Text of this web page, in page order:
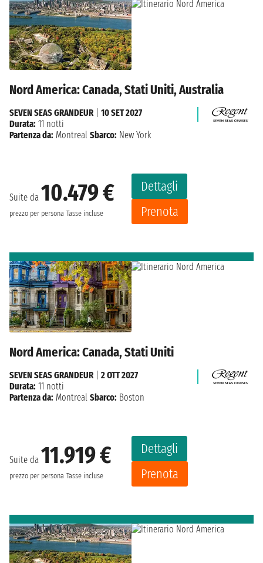
Nord America: Canada, Stati Uniti, Australia
Suite da 10.479 €
prezzo per persona Tasse incluse
Dettagli
Prenota
SEVEN SEAS GRANDEUR
10 SET 2027
Durata: 11 notti
Partenza da: Montreal Sbarco: New York
Nord America: Canada, Stati Uniti
Suite da 11.919 €
prezzo per persona Tasse incluse
Dettagli
Prenota
SEVEN SEAS GRANDEUR
2 OTT 2027
Durata: 11 notti
Partenza da: Montreal Sbarco: Boston